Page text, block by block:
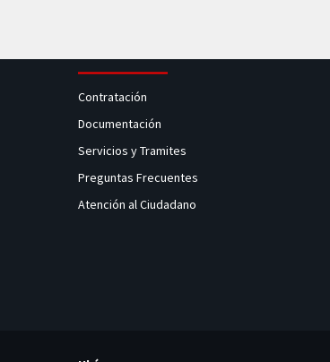
Contratación
Documentación
Servicios y Tramites
Preguntas Frecuentes
Atención al Ciudadano